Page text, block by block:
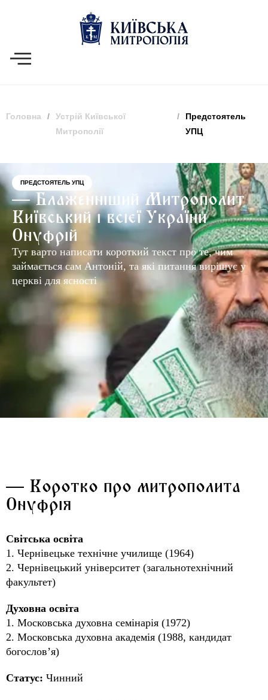
Головна /
Устрій Київської
Митрополії
/
Предстоятель
УПЦ
ПРЕДСТОЯТЕЛЬ УПЦ
— Блаженніший Митрополит
Київський і всієї України
Онуфрій
Тут варто написати короткий текст про те, чим
займається сам Антоній, та які питання вирішує у
церкві для ясності
— Коротко про митрополита
Онуфрія
Світська освіта
1. Чернівецьке технічне училище (1964)
2. Чернівецький університет (загальнотехнічний
факультет)
Духовна освіта
1. Московська духовна семінарія (1972)
2. Московська духовна академія (1988, кандидат
богослов’я)
Статус: Чинний